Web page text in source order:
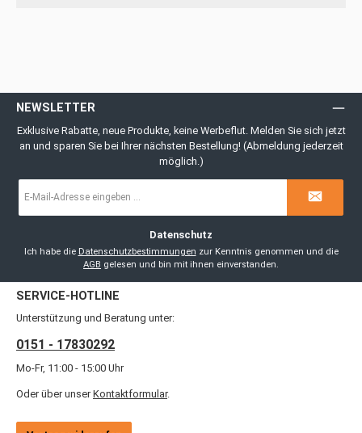
NEWSLETTER
Exklusive Rabatte, neue Produkte, keine Werbeflut. Melden Sie sich jetzt
an und sparen Sie bei Ihrer nächsten Bestellung! (Abmeldung jederzeit
möglich.)
Mail-
Datenschutz
Ich habe die Datenschutzbestimmungen
zur Kenntnis genommen und die
AGB gelesen und bin mit ihnen einverstanden.
SERVICE-HOTLINE
Unterstützung und Beratung unter:
0151 - 17830292
Mo-Fr, 11:00 - 15:00 Uhr
Oder über unser Kontaktformular.